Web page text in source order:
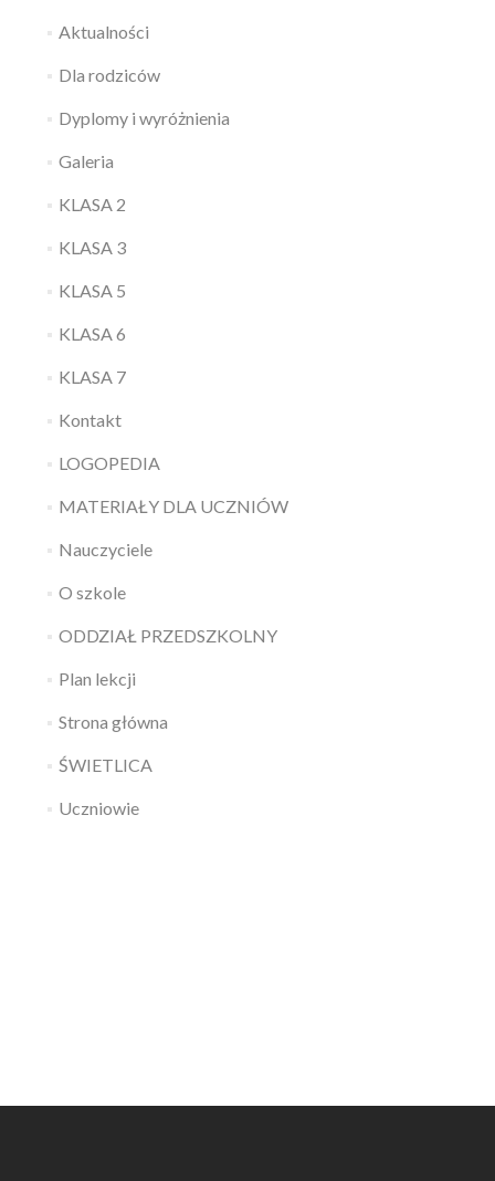
Aktualności
Dla rodziców
Dyplomy i wyróżnienia
Galeria
KLASA 2
KLASA 3
KLASA 5
KLASA 6
KLASA 7
Kontakt
LOGOPEDIA
MATERIAŁY DLA UCZNIÓW
Nauczyciele
O szkole
ODDZIAŁ PRZEDSZKOLNY
Plan lekcji
Strona główna
ŚWIETLICA
Uczniowie